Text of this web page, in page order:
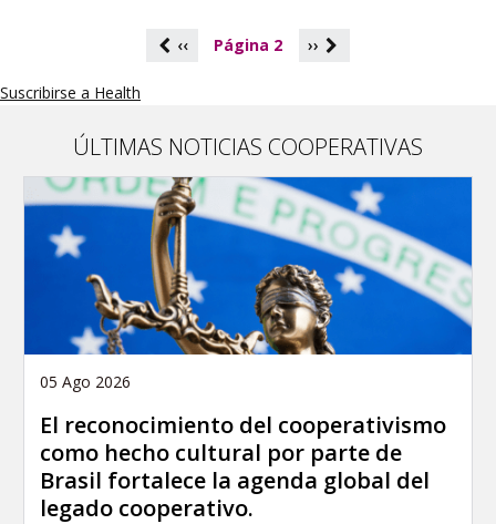
i
‹‹ Página 2 ››
Suscribirse a Health
ÚLTIMAS NOTICIAS COOPERATIVAS
05 Ago 2026
El reconocimiento del cooperativismo
como hecho cultural por parte de
Brasil fortalece la agenda global del
legado cooperativo.